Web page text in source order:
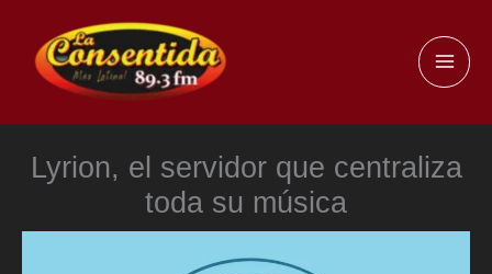
contenido
Lyrion, el servidor que centraliza
toda su música